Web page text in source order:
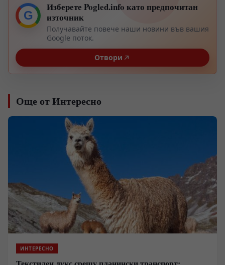
G
Изберете Pogled.info като предпочитан
източник
Получавайте повече наши новини във вашия
Google поток.
Отвори
Още от Интересно
ИНТЕРЕСНО